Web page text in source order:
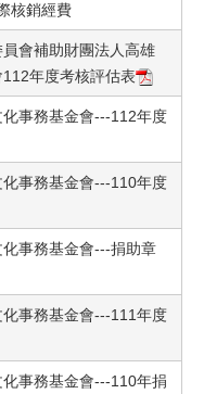
核銷經費
會補助財團法人高雄
年度考核評估表
事務基金會---112年度
事務基金會---110年度
事務基金會---捐助章
事務基金會---111年度
事務基金會---110年捐